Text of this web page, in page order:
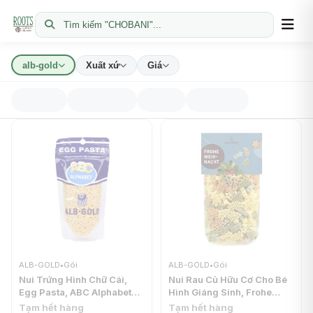
Tìm kiếm "CHOBANI"...
alb-gold Xuất xứ Giá
ALB-GOLD•Gói
Nui Trứng Hình Chữ Cái,
Egg Pasta, ABC Alphabet
(90g) - ALB-GOLD
Tạm hết hàng
ALB-GOLD•Gói
Nui Rau Củ Hữu Cơ Cho Bé
Hình Giáng Sinh, Frohe
Weihnacht, Organic
Tạm hết hàng